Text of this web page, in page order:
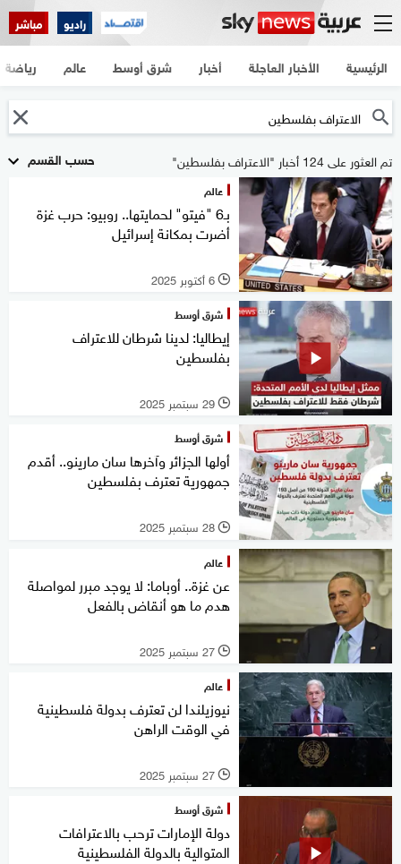
راديو مباشر
الرئيسية الأخبار العاجلة أخبار شرق أوسط عالم رياضة
حسب القسم تم العثور على 124 أخبار "الاعتراف بفلسطين"
عالم
بـ6 "فيتو" لحمايتها.. روبيو: حرب غزة
أضرت بمكانة إسرائيل
l 6 أكتوبر 2025
شرق أوسط
إيطاليا: لدينا شرطان للاعتراف
بفلسطين
l 29 سبتمبر 2025
شرق أوسط
أولها الجزائر وآخرها سان مارينو.. أقدم
جمهورية تعترف بفلسطين
l 28 سبتمبر 2025
عالم
عن غزة.. أوباما: لا يوجد مبرر لمواصلة
هدم ما هو أنقاض بالفعل
l 27 سبتمبر 2025
عالم
نيوزيلندا لن تعترف بدولة فلسطينية
في الوقت الراهن
l 27 سبتمبر 2025
شرق أوسط
دولة الإمارات ترحب بالاعترافات
المتوالية بالدولة الفلسطينية